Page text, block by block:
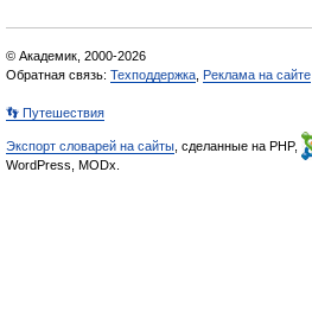
© Академик, 2000-2026
Обратная связь: Техподдержка Реклама на сайте
👣 Путешествия
Экспорт словарей на сайты , сделанные на PHP,
WordPress, MODx.